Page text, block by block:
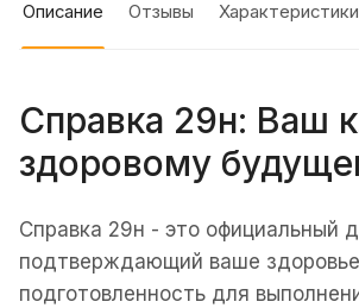
Описание Отзывы Характеристики
Справка 29н: Ваш
здоровому
Справка 29н - это официальный
подтверждающий ваше
подготовленность для